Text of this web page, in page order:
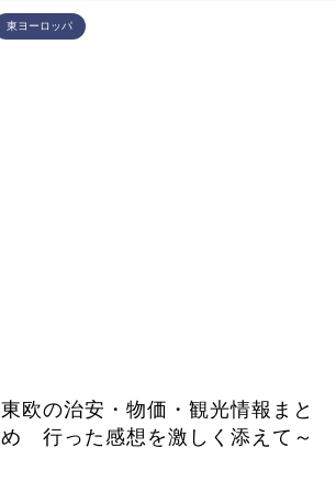
東ヨーロッパ
東欧の治安・物価・観光情報まと
め 行った感想を激しく添えて～